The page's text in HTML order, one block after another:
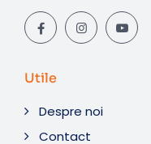
Utile
Despre noi
Contact